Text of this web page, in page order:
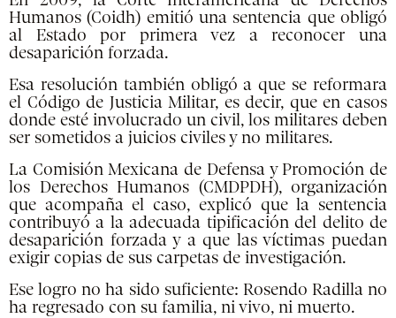
Humanos (Coidh) emitió una sentencia que obligó
al Estado por primera vez a reconocer una
desaparición forzada.
Esa resolución también obligó a que se reformara
el Código de Justicia Militar, es decir, que en casos
donde esté involucrado un civil, los militares deben
ser sometidos a juicios civiles y no militares.
La Comisión Mexicana de Defensa y Promoción de
los Derechos Humanos (CMDPDH), organización
que acompaña el caso, explicó que la sentencia
contribuyó a la adecuada tipificación del delito de
desaparición forzada y a que las víctimas puedan
exigir copias de sus carpetas de investigación.
Ese logro no ha sido suficiente: Rosendo Radilla no
ha regresado con su familia, ni vivo, ni muerto.